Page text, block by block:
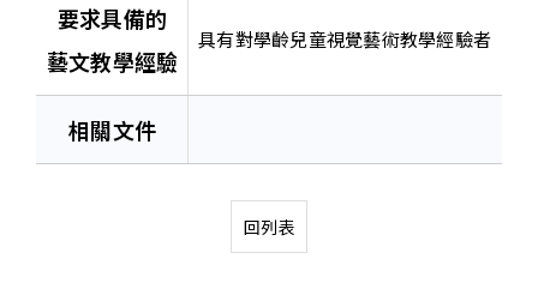
要求具備的
藝文教學經驗
具有對學齡兒童視覺藝術教學經驗者
相關文件
回列表